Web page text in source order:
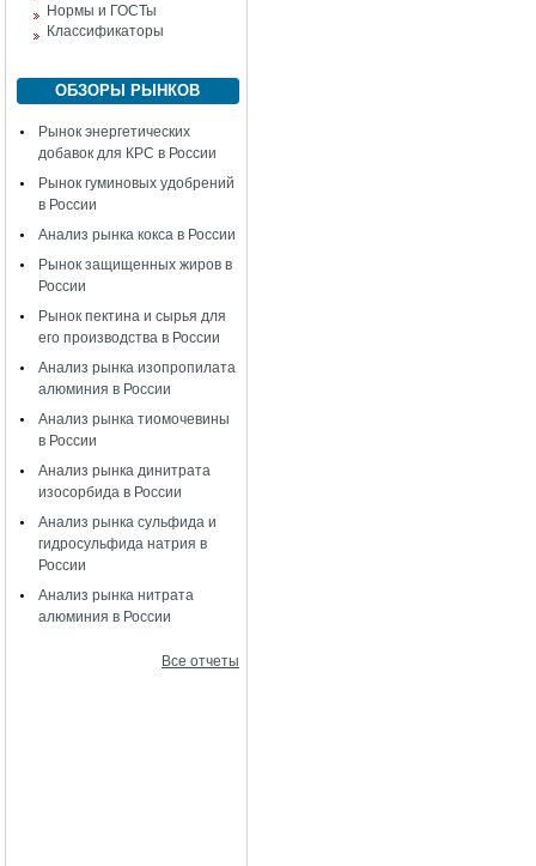
Нормы и ГОСТы
Классификаторы
ОБЗОРЫ РЫНКОВ
Рынок энергетических
добавок для КРС в России
Рынок гуминовых удобрений
в России
Анализ рынка кокса в России
Рынок защищенных жиров в
России
Рынок пектина и сырья для
его производства в России
Анализ рынка изопропилата
алюминия в России
Анализ рынка тиомочевины
в России
Анализ рынка динитрата
изосорбида в России
Анализ рынка сульфида и
гидросульфида натрия в
России
Анализ рынка нитрата
алюминия в России
Все отчеты